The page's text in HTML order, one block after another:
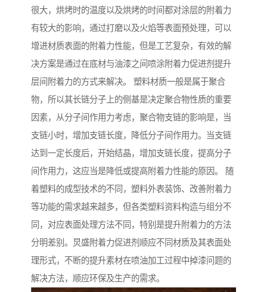
很大，烘烤时的温度以及烘烤的时间都对涂层的附着力
有较大的影响，通过打磨以及火焰等表面预处理，可以
增进材质表面的附着力性能，但是工艺复杂，有效的解
决方案是通过在底材与油漆之间喷涂附着力促进剂提升
层间附着力的方式来解决。 塑料材质一般是属于聚合
物，所以其长链分子上的侧基是决定聚合物性质的重要
因素，从分子间作用力考虑，聚合物支链的影响是，当
支链小时，增加支链长度，降低分子间作用力。当支链
达到一定长度后，开始结晶，增加支链长度，提高分子
间作用力，这应当是降低或提高附着力性能的原因。 随
着塑料的成型技术的不同，塑料外表装饰、改善附着力
等功能的需求越来越多，但各类塑料资料构造与组分不
同，对应表面处理方法不同，特别是提升附着力的方法
分明差别。炅盛附着力促进剂顺应不同材质及其表面处
理形式，不断的提升素材在喷油加工过程中掉漆问题的
解决方法，顺应环保及生产的需求。